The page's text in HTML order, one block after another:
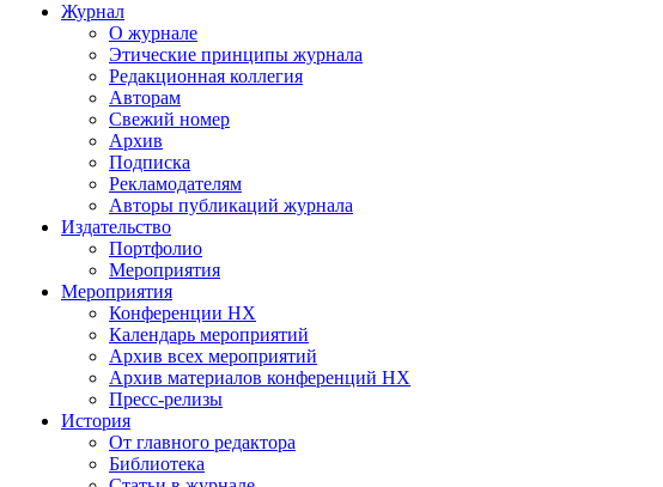
Журнал
О журнале
Этические принципы журнала
Редакционная коллегия
Авторам
Свежий номер
Архив
Подписка
Рекламодателям
Авторы публикаций журнала
Издательство
Портфолио
Мероприятия
Мероприятия
Конференции НХ
Календарь мероприятий
Архив всех мероприятий
Архив материалов конференций НХ
Пресс-релизы
История
От главного редактора
Библиотека